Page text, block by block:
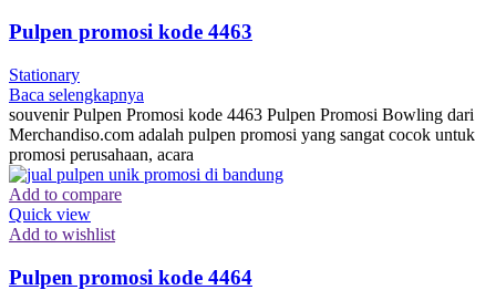
Pulpen promosi kode 4463
Stationary
Baca selengkapnya
souvenir Pulpen Promosi kode 4463 Pulpen Promosi Bowling dari
Merchandiso.com adalah pulpen promosi yang sangat cocok untuk
promosi perusahaan, acara
Add to compare
Quick view
Add to wishlist
Pulpen promosi kode 4464